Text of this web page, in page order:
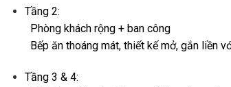
Tầng 2:
Phòng khách rộng + ban công
Bếp ăn thoáng mát, thiết kế mở, gắn liền
Tầng 3 & 4: